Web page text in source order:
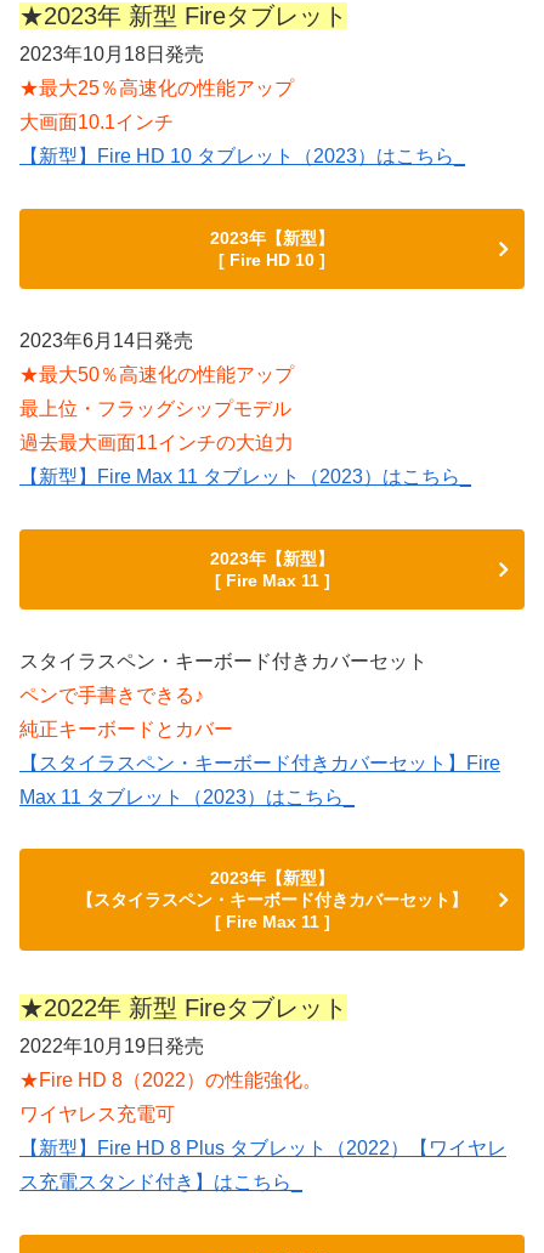
★2023年 新型 Fireタブレット
2023年10月18日発売
★最大25％高速化の性能アップ
大画面10.1インチ
【新型】Fire HD 10 タブレット（2023）はこちら_
2023年【新型】
[ Fire HD 10 ]
2023年6月14日発売
★最大50％高速化の性能アップ
最上位・フラッグシップモデル
過去最大画面11インチの大迫力
【新型】Fire Max 11 タブレット（2023）はこちら_
2023年【新型】
[ Fire Max 11 ]
スタイラスペン・キーボード付きカバーセット
ペンで手書きできる♪
純正キーボードとカバー
【スタイラスペン・キーボード付きカバーセット】Fire
Max 11 タブレット（2023）はこちら_
2023年【新型】
【スタイラスペン・キーボード付きカバーセット】
[ Fire Max 11 ]
★2022年 新型 Fireタブレット
2022年10月19日発売
★Fire HD 8（2022）の性能強化。
ワイヤレス充電可
【新型】Fire HD 8 Plus タブレット（2022）【ワイヤレ
ス充電スタンド付き】はこちら_